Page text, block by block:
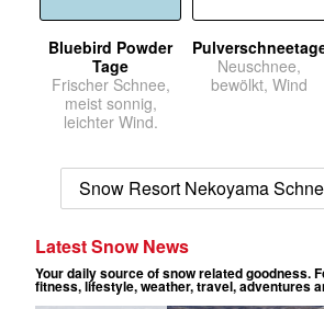
Bluebird Powder
Tage
Frischer Schnee,
meist sonnig,
leichter Wind.
Neuschnee,
bewölkt, Wind
Snow Resort Nekoyama